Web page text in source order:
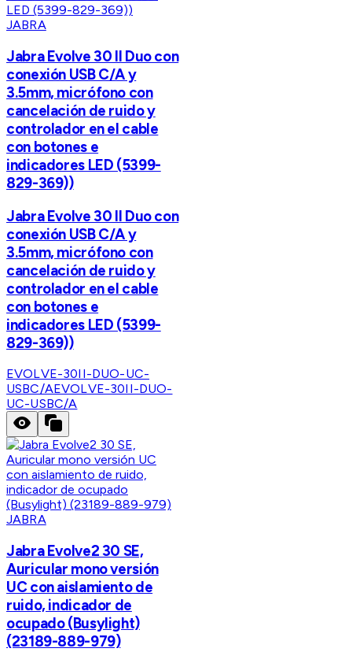
JABRA
Jabra Evolve 30 II Duo con
conexión USB C/A y
3.5mm, micrófono con
cancelación de ruido y
controlador en el cable
con botones e
indicadores LED (5399-
829-369))
Jabra Evolve 30 II Duo con
conexión USB C/A y
3.5mm, micrófono con
cancelación de ruido y
controlador en el cable
con botones e
indicadores LED (5399-
829-369))
EVOLVE-30II-DUO-UC-
USBC/AEVOLVE-30II-DUO-
UC-USBC/A
JABRA
Jabra Evolve2 30 SE,
Auricular mono versión
UC con aislamiento de
ruido, indicador de
ocupado (Busylight)
(23189-889-979)